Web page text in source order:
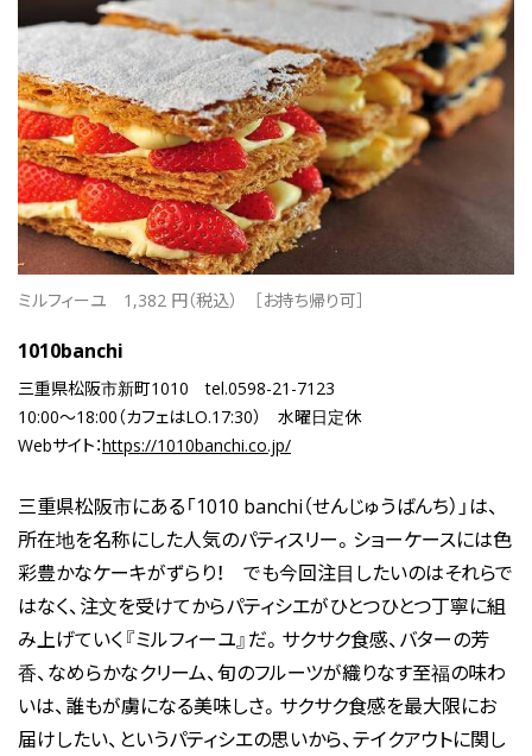
ミルフィーユ 1,382 円（税込） ［お持ち帰り可］
1010banchi
三重県松阪市新町1010
tel.0598-21-7123
10:00～18:00（カフェはLO.17:30）
水曜日定休
Webサイト：https://1010banchi.co.jp/
三重県松阪市にある「1010 banchi（せんじゅうばんち）」は、
所在地を名称にした人気のパティスリー。ショーケースには色
彩豊かなケーキがずらり！ でも今回注目したいのはそれらで
はなく、注文を受けてからパティシエがひとつひとつ丁寧に組
み上げていく『ミルフィーユ』だ。サクサク食感、バターの芳
香、なめらかなクリーム、旬のフルーツが織りなす至福の味わ
いは、誰もが虜になる美味しさ。サクサク食感を最大限にお
届けしたい、というパティシエの思いから、テイクアウトに関し